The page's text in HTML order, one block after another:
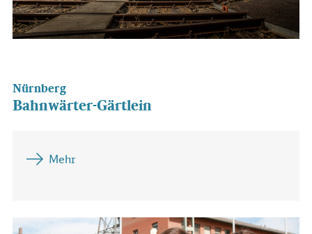
Nürnberg
Bahnwärter-Gärtlein
Mehr